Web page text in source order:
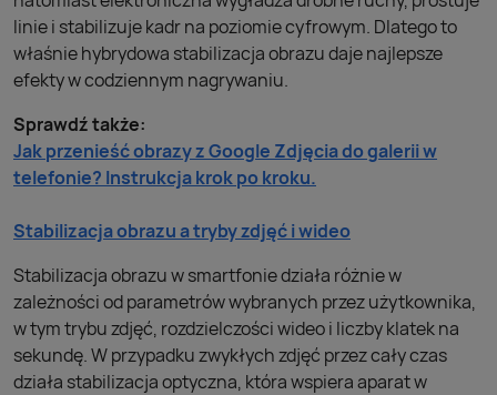
linie i stabilizuje kadr na poziomie cyfrowym. Dlatego to
właśnie hybrydowa stabilizacja obrazu daje najlepsze
efekty w codziennym nagrywaniu.
Sprawdź także:
Jak przenieść obrazy z Google Zdjęcia do galerii w
telefonie? Instrukcja krok po kroku.
Stabilizacja obrazu a tryby zdjęć i wideo
Stabilizacja obrazu w smartfonie działa różnie w
zależności od parametrów wybranych przez użytkownika,
w tym trybu zdjęć, rozdzielczości wideo i liczby klatek na
sekundę. W przypadku zwykłych zdjęć przez cały czas
działa stabilizacja optyczna, która wspiera aparat w